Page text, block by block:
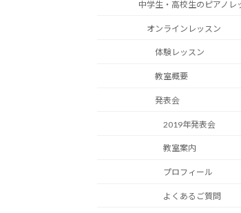
中学生・高校生のピアノレ
オンラインレッスン
体験レッスン
教室概要
発表会
2019年発表会
教室案内
プロフィール
よくあるご質問